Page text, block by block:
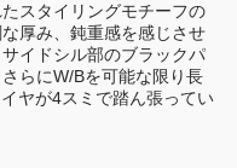
スタイリングモチーフの
厚み、鈍重感を感じさせ
イドシル部のブラックパ
らにW/Bを可能な限り長
ヤが4スミで踏ん張ってい